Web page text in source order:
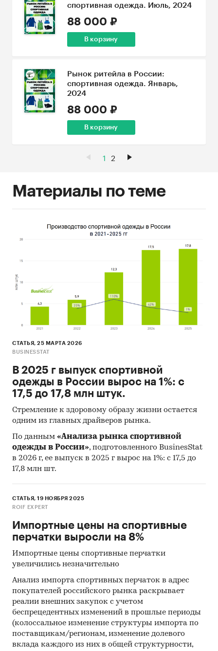
спортивная одежда. Июль, 2024
88 000 ₽
В корзину
Рынок ритейла в России:
спортивная одежда. Январь,
2024
88 000 ₽
В корзину
1 2
Материалы по теме
СТАТЬЯ, 25 МАРТА 2026
BUSINESSTAT
В 2025 г выпуск спортивной
одежды в России вырос на 1%: с
17,5 до 17,8 млн штук.
Стремление к здоровому образу жизни остается
одним из главных драйверов рынка.
По данным «Анализа рынка спортивной
одежды в России», подготовленного BusinesStat
в 2026 г, ее выпуск в 2025 г вырос на 1%: с 17,5 до
17,8 млн шт.
СТАТЬЯ, 19 НОЯБРЯ 2025
ROIF EXPERT
Импортные цены на спортивные
перчатки выросли на 8%
Импортные цены спортивные перчатки
увеличились незначительно
Анализ импорта спортивных перчаток в адрес
покупателей российского рынка раскрывает
реалии внешних закупок с учетом
беспрецедентных изменений в прошлые периоды
(колоссальное изменение структуры импорта по
поставщикам/регионам, изменение долевого
вклада каждого из них в общей структурности,